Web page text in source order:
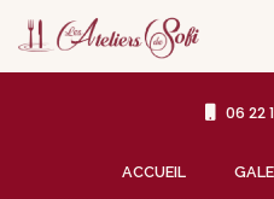
contenu
principal
06 22
ACCUEIL